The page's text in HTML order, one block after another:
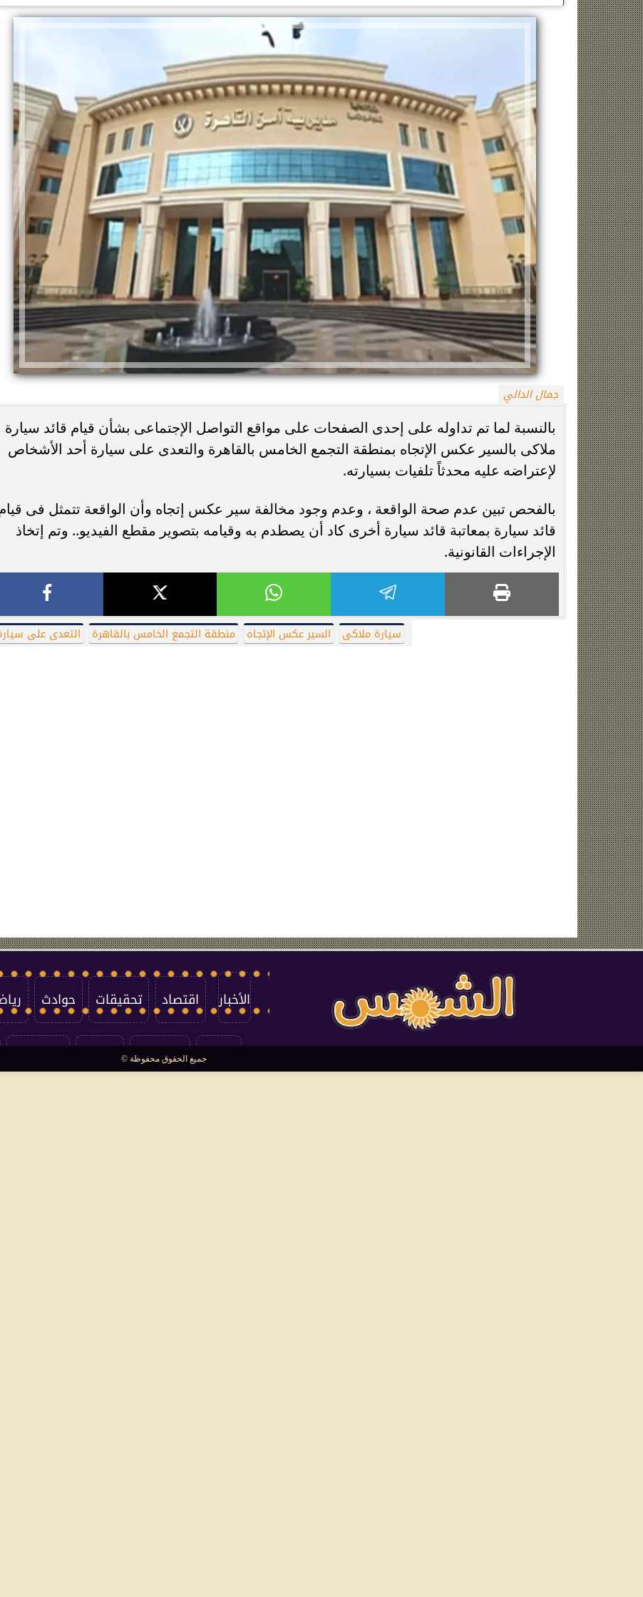
جمال الدالي
بالنسبة لما تم تداوله على إحدى الصفحات على مواقع التواصل الإجتماعى بشأن قيام قائد سيارة
ملاكى بالسير عكس الإتجاه بمنطقة التجمع الخامس بالقاهرة والتعدى على سيارة أحد الأشخاص
لإعتراضه عليه محدثاً تلفيات بسيارته.
بالفحص تبين عدم صحة الواقعة ، وعدم وجود مخالفة سير عكس إتجاه وأن الواقعة تتمثل فى
قائد سيارة بمعاتبة قائد سيارة أخرى كاد أن يصطدم به وقيامه بتصوير مقطع الفيديو.. وتم إتخاذ
الإجراءات القانونية.
سيارة ملاكى السير عكس الإتجاه منطقة التجمع الخامس بالقاهرة التعدى على
زينة عمرو تتوج بجائزة الأفضل بعد تأهل مصر
التاريخي لنصف نهائي مونديال...
السيسي يدعم ناشئات مصر لكرة اليد بعد
الأخبار اقتصاد تحقيقات حوادث
العالم سوشيال
جميع الحقوق محفوظة ©